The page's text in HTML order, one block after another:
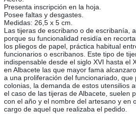
Presenta inscripción en la hoja.
Posee faltas y desgastes.
Medidas: 26,5 x 5 cm.
Las tijeras de escribano o de escribanía,
porque su funcionalidad residía en
los pliegos de papel, práctica habitual
funcionarios o escribanos. Este tipo de
indispensable desde el siglo XVI hasta el
en Albacete las que mayor fama
a una proliferación del funcionariado, que
colonias, la demanda de estos utensilios
el caso de las tijeras de Albacete, suelen
con el año y el nombre del artesano y en
cargo de aquel que realizaba el pedido.